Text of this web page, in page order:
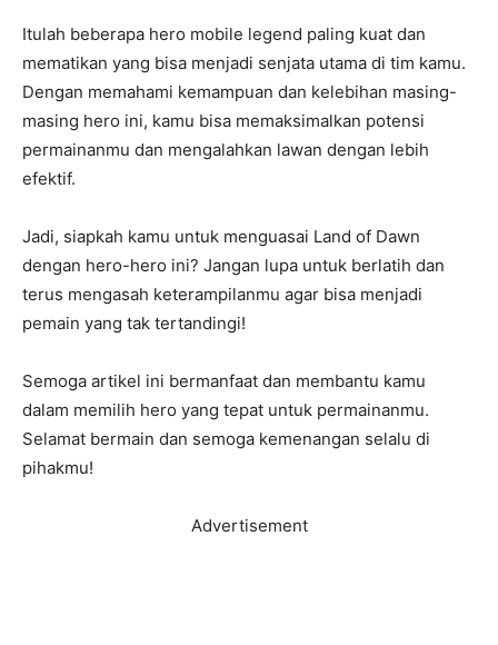
Itulah beberapa hero mobile legend paling kuat dan
mematikan yang bisa menjadi senjata utama di tim kamu.
Dengan memahami kemampuan dan kelebihan masing-
masing hero ini, kamu bisa memaksimalkan potensi
permainanmu dan mengalahkan lawan dengan lebih
efektif.
Jadi, siapkah kamu untuk menguasai Land of Dawn
dengan hero-hero ini? Jangan lupa untuk berlatih dan
terus mengasah keterampilanmu agar bisa menjadi
pemain yang tak tertandingi!
Semoga artikel ini bermanfaat dan membantu kamu
dalam memilih hero yang tepat untuk permainanmu.
Selamat bermain dan semoga kemenangan selalu di
pihakmu!
Advertisement